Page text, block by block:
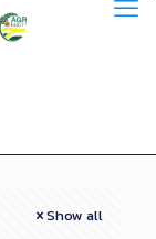
Show all